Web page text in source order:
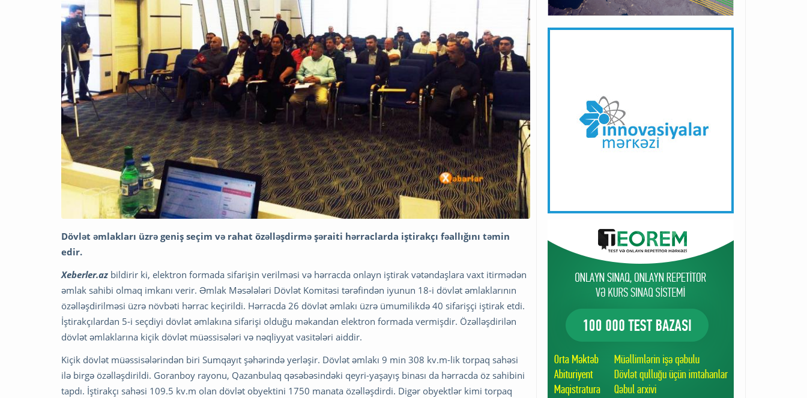
Dövlət əmlakları üzrə geniş seçim və rahat özəlləşdirmə şəraiti hərraclarda iştirakçı fəallığını təmin
edir.
Xeberler.az bildirir ki, elektron formada sifarişin verilməsi və hərracda onlayn iştirak vətəndaşlara vaxt itirmədən
əmlak sahibi olmaq imkanı verir. Əmlak Məsələləri Dövlət Komitəsi tərəfindən iyunun 18-i dövlət əmlaklarının
özəlləşdirilməsi üzrə növbəti hərrac keçirildi. Hərracda 26 dövlət əmlakı üzrə ümumilikdə 40 sifarişçi iştirak etdi.
İştirakçılardan 5-i seçdiyi dövlət əmlakına sifarişi olduğu məkandan elektron formada vermişdir. Özəlləşdirilən
dövlət əmlaklarına kiçik dövlət müəssisələri və nəqliyyat vasitələri aiddir.
Kiçik dövlət müəssisələrindən biri Sumqayıt şəhərində yerləşir. Dövlət əmlakı 9 min 308 kv.m-lik torpaq sahəsi
ilə birgə özəlləşdirildi. Goranboy rayonu, Qazanbulaq qəsəbəsindəki qeyri-yaşayış binası da hərracda öz sahibini
tapdı. İştirakçı sahəsi 109.5 kv.m olan dövlət obyektini 1750 manata özəlləşdirdi. Digər obyektlər kimi torpaq